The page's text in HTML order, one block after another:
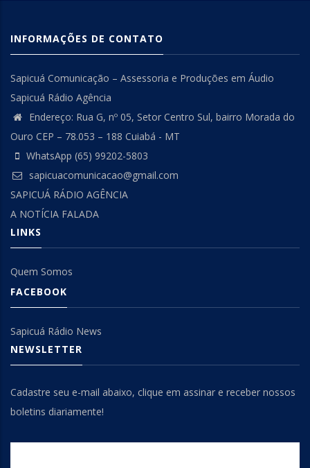
INFORMAÇÕES DE CONTATO
Sapicuá Comunicação – Assessoria e Produções em Áudio
Sapicuá Rádio Agência
Endereço: Rua G, nº 05, Setor Centro Sul, bairro Morada do
Ouro CEP – 78.053 – 188 Cuiabá - MT
WhatsApp (65) 99202-5803
sapicuacomunicacao@gmail.com
SAPICUÁ RÁDIO AGÊNCIA
A NOTÍCIA FALADA
LINKS
Quem Somos
FACEBOOK
Sapicuá Rádio News
NEWSLETTER
Cadastre seu e-mail abaixo, clique em assinar e receber nossos
boletins diariamente!